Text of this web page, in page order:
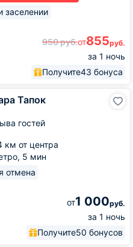
заселении
950руб.от855руб.
за 1 ночь
Получите43 бонуса
Тапок
гостей
км от центра
5 мин
отмена
от1 000руб.
за 1 ночь
Получите50 бонусов